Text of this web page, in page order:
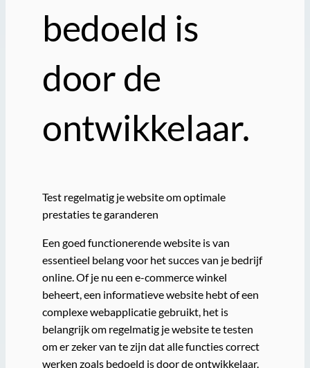
bedoeld is
door de
ontwikkelaar.
Test regelmatig je website om optimale
prestaties te garanderen
Een goed functionerende website is van
essentieel belang voor het succes van je bedrijf
online. Of je nu een e-commerce winkel
beheert, een informatieve website hebt of een
complexe webapplicatie gebruikt, het is
belangrijk om regelmatig je website te testen
om er zeker van te zijn dat alle functies correct
werken zoals bedoeld is door de ontwikkelaar.